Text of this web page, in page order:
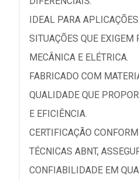
IDEAL PARA
SITUAÇÕES QUE EXIGEM
MECÂNICA E ELÉTRICA.
FABRICADO COM
QUALIDADE QUE
E EFICIÊNCIA.
CERTIFICAÇÃO
TÉCNICAS ABNT,
CONFIABILIDADE EM